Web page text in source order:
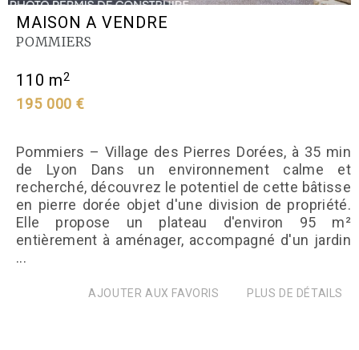
MAISON A VENDRE
POMMIERS
110 m2
195 000 €
Pommiers – Village des Pierres Dorées, à 35 min
de Lyon Dans un environnement calme et
recherché, découvrez le potentiel de cette bâtisse
en pierre dorée objet d'une division de propriété.
Elle propose un plateau d'environ 95 m²
entièrement à aménager, accompagné d'un jardin
...
AJOUTER AUX FAVORIS PLUS DE DÉTAILS